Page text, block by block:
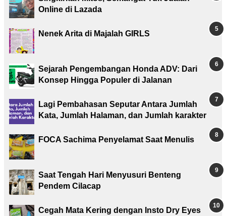
Online di Lazada
Nenek Arita di Majalah GIRLS
Sejarah Pengembangan Honda ADV: Dari
Konsep Hingga Populer di Jalanan
Lagi Pembahasan Seputar Antara Jumlah
Kata, Jumlah Halaman, dan Jumlah karakter
FOCA Sachima Penyelamat Saat Menulis
Saat Tengah Hari Menyusuri Benteng
Pendem Cilacap
Cegah Mata Kering dengan Insto Dry Eyes